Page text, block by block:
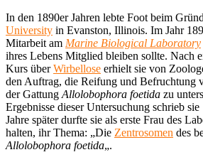
In den 1890er Jahren lebte Foot beim
University in Evanston, Illinois. Im Jahr
Mitarbeit am Marine Biological Laboratory
ihres Lebens Mitglied bleiben sollte. Nach
Kurs überWirbellose erhielt sie von
den Auftrag, die Reifung und Befruchtung
der Gattung Allolobophora foetida zu
Ergebnisse dieser Untersuchung schrieb
Jahre später durfte sie als erste Frau des
halten, ihr Thema: „Die Zentrosomen des
Allolobophora foetida„.